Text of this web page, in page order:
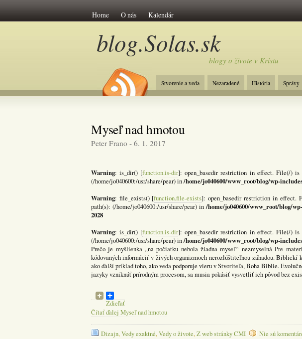
Home O nás Kalendár
blog.Solas.sk
blogy o živote v Kristu
Stvorenie a veda Nezaradené História Správy
Myseľ nad hmotou
Peter Frano - 6. 1. 2017
Warning: is_dir() [function.is-dir]: open_basedir restriction in effect. File(/)
(/home/jo040600:/usr/share/pear) in/home/jo040600/www_root/blog/wp-
Warning: file_exists() [function.file-exists]: open_basedir restriction in
path(s): (/home/jo040600:/usr/share/pear) in/home/jo040600/www_root/blog/
2028
Warning: is_dir() [function.is-dir]: open_basedir restriction in effect. File(/)
(/home/jo040600:/usr/share/pear) in/home/jo040600/www_root/blog/wp-
Prečo je myšlienka „na počiatku nebola žiadna myseľ“ nezmyselná Pre
kódovaných informácií v živých organizmoch nerozlúštiteľnou záhadou. Biblickí
ako ďalší príklad toho, ako veda podporuje vieru v Stvoriteľa, Boha Biblie.
jazyky vzniknúť prírodným procesom, sa musia pokúsiť vysvetliť ich pôvod bez
Zdieľať
Čítať ďalej Myseľ nad hmotou
Dizajn,Vedy exaktné,Vedy o živote,Z web stránky CMI Nie sú